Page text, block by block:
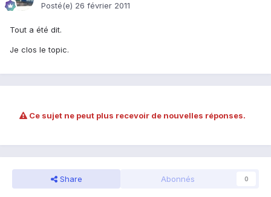
Posté(e) 26 février 2011
Tout a été dit.
Je clos le topic.
Ce sujet ne peut plus recevoir de nouvelles réponses.
Share Abonnés 0